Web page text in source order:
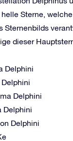
helle Sterne,
Sternenbilds
dieser
Delphini
Delphini
Delphini
Delphini